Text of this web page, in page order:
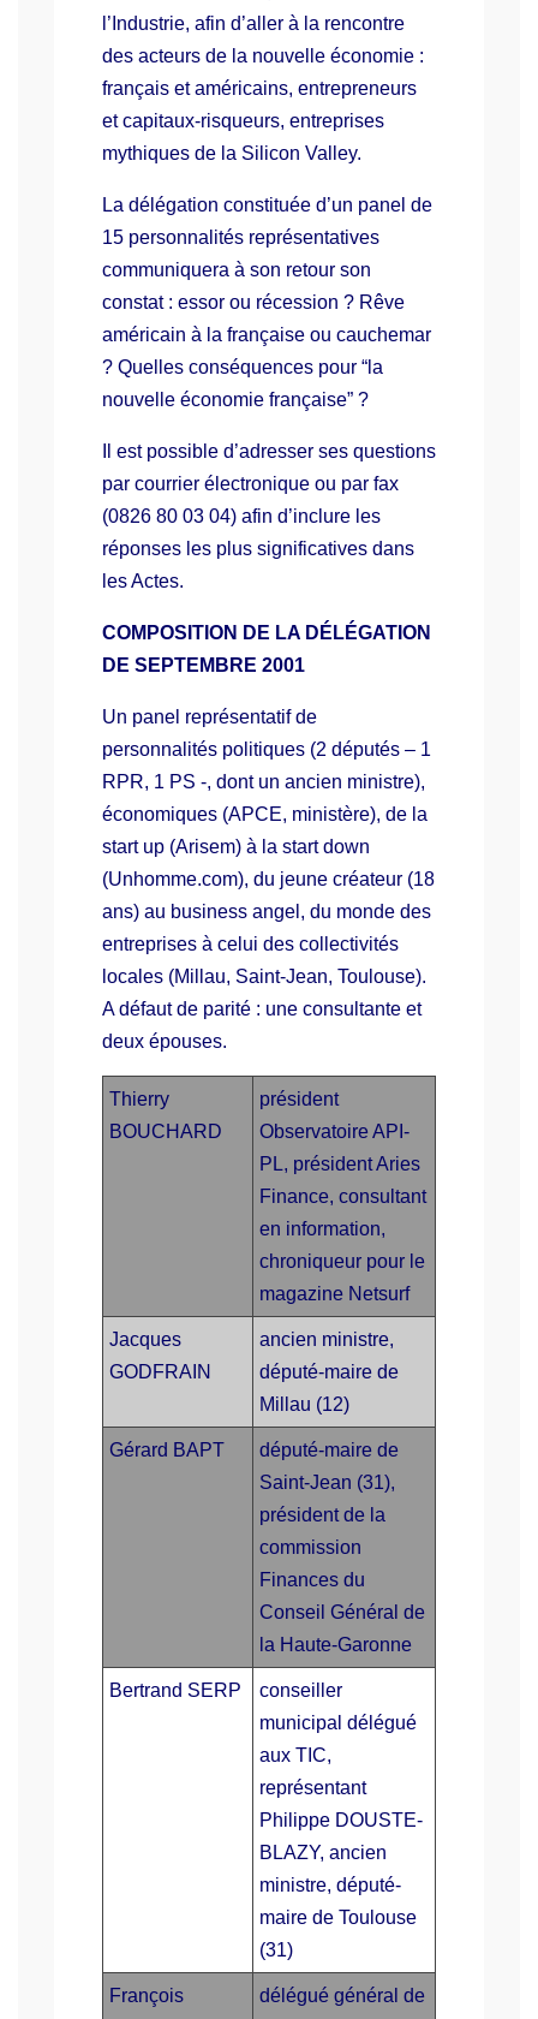
l’Industrie, afin d’aller à la rencontre
des acteurs de la nouvelle économie :
français et américains, entrepreneurs
et capitaux-risqueurs, entreprises
mythiques de la Silicon Valley.
La délégation constituée d’un panel de
15 personnalités représentatives
communiquera à son retour son
constat : essor ou récession ? Rêve
américain à la française ou cauchemar
? Quelles conséquences pour “la
nouvelle économie française” ?
Il est possible d’adresser ses questions
par courrier électronique ou par fax
(0826 80 03 04) afin d’inclure les
réponses les plus significatives dans
les Actes.
COMPOSITION DE LA DÉLÉGATION
DE SEPTEMBRE 2001
Un panel représentatif de
personnalités politiques (2 députés – 1
RPR, 1 PS -, dont un ancien ministre),
économiques (APCE, ministère), de la
start up (Arisem) à la start down
(Unhomme.com), du jeune créateur (18
ans) au business angel, du monde des
entreprises à celui des collectivités
locales (Millau, Saint-Jean, Toulouse).
A défaut de parité : une consultante et
deux épouses.
Thierry
BOUCHARD
président
Observatoire API-
PL, président Aries
Finance, consultant
en information,
chroniqueur pour le
magazine Netsurf
Jacques
GODFRAIN
ancien ministre,
député-maire de
Millau (12)
Gérard BAPT
député-maire de
Saint-Jean (31),
président de la
commission
Finances du
Conseil Général de
la Haute-Garonne
Bertrand SERP
conseiller
municipal délégué
aux TIC,
représentant
Philippe DOUSTE-
BLAZY, ancien
ministre, député-
maire de Toulouse
(31)
François
délégué général de